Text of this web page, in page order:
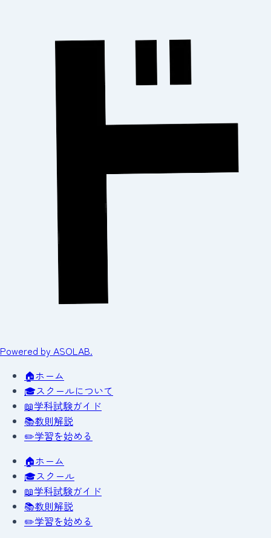
Powered by ASOLAB.
🏠ホーム
🎓スクールについて
📖学科試験ガイド
📚教則解説
✏️学習を始める
🏠ホーム
🎓スクール
📖学科試験ガイド
📚教則解説
✏️学習を始める